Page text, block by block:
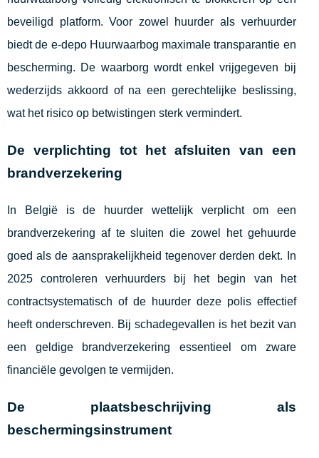
beveiligd platform. Voor zowel huurder als verhuurder
biedt de e-depo Huurwaarbog maximale transparantie en
bescherming. De waarborg wordt enkel vrijgegeven bij
wederzijds akkoord of na een gerechtelijke beslissing,
wat het risico op betwistingen sterk vermindert.
De verplichting tot het afsluiten van een
brandverzekering
In België is de huurder wettelijk verplicht om een
brandverzekering af te sluiten die zowel het gehuurde
goed als de aansprakelijkheid tegenover derden dekt. In
2025 controleren verhuurders bij het begin van het
contractsystematisch of de huurder deze polis effectief
heeft onderschreven. Bij schadegevallen is het bezit van
een geldige brandverzekering essentieel om zware
financiële gevolgen te vermijden.
De plaatsbeschrijving als
beschermingsinstrument